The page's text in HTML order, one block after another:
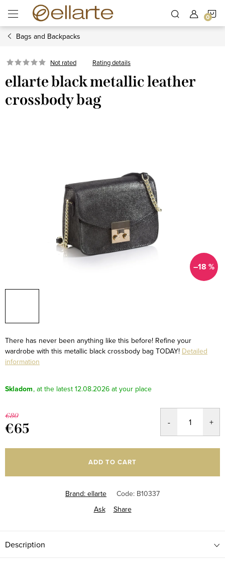
content
Bags and Backpacks
Not rated Rating details
ellarte black metallic leather
crossbody bag
–18 %
There has never been anything like this before! Refine your
wardrobe with this metallic black crossbody bag TODAY! Detailed
information
Skladom 12.08.2026
€80
€65
price:
ADD TO CART
Brand: ellarte Code: B10337
Ask
Share
Description